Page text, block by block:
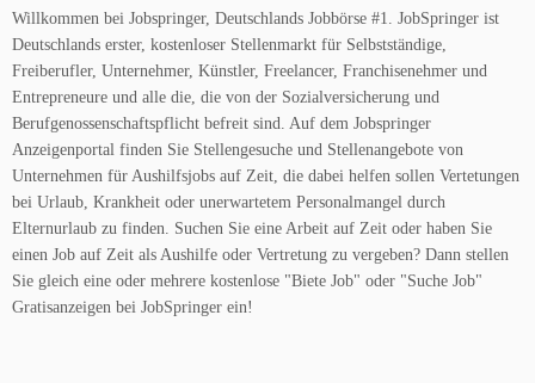
Willkommen bei Jobspringer, Deutschlands Jobbörse #1. JobSpringer ist
Deutschlands erster, kostenloser Stellenmarkt für Selbstständige,
Freiberufler, Unternehmer, Künstler, Freelancer, Franchisenehmer und
Entrepreneure und alle die, die von der Sozialversicherung und
Berufgenossenschaftspflicht befreit sind. Auf dem Jobspringer
Anzeigenportal finden Sie Stellengesuche und Stellenangebote von
Unternehmen für Aushilfsjobs auf Zeit, die dabei helfen sollen Vertetungen
bei Urlaub, Krankheit oder unerwartetem Personalmangel durch
Elternurlaub zu finden. Suchen Sie eine Arbeit auf Zeit oder haben Sie
einen Job auf Zeit als Aushilfe oder Vertretung zu vergeben? Dann stellen
Sie gleich eine oder mehrere kostenlose "Biete Job" oder "Suche Job"
Gratisanzeigen bei JobSpringer ein!